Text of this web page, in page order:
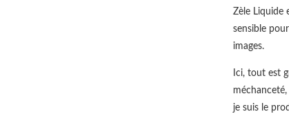
Zèle Liquide
sensible
images.
Ici, tout est
je suis le